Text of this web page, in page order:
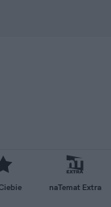
naTemat Extra